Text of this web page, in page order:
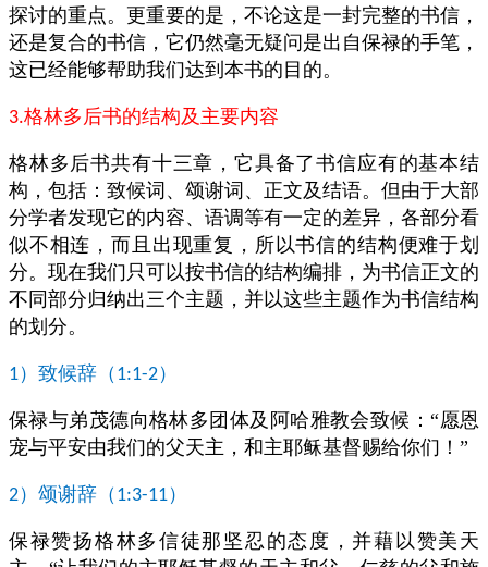
探讨的重点。更重要的是，不论这是一封完整的书信，
还是复合的书信，它仍然毫无疑问是出自保禄的手笔，
这已经能够帮助我们达到本书的目的。
3.格林多后书的结构及主要内容
格林多后书共有十三章，它具备了书信应有的基本结
构，包括：致候词、颂谢词、正文及结语。但由于大部
分学者发现它的内容、语调等有一定的差异，各部分看
似不相连，而且出现重复，所以书信的结构便难于划
分。现在我们只可以按书信的结构编排，为书信正文的
不同部分归纳出三个主题，并以这些主题作为书信结构
的划分。
1）致候辞（ 1:1-2）
保禄与弟茂德向格林多团体及阿哈雅教会致候：“愿恩
宠与平安由我们的父天主，和主耶稣基督赐给你们！”
2）颂谢辞（ 1:3-11）
保禄赞扬格林多信徒那坚忍的态度，并藉以赞美天